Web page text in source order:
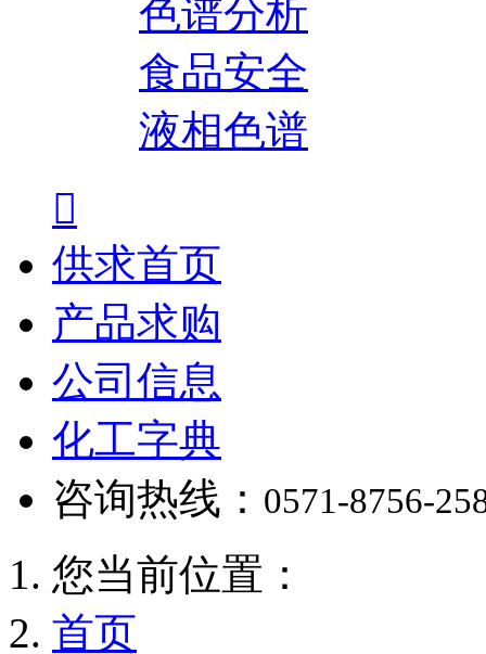
色谱分析
食品安全
液相色谱

供求首页
产品求购
公司信息
化工字典
咨询热线： 0571-8756-
您当前位置：
首页